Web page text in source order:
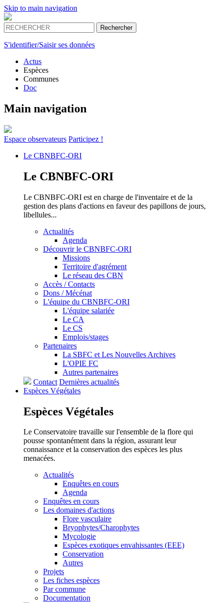
Skip to main navigation
S'identifier/Saisir ses données
Actus
Espèces
Communes
Doc
Main navigation
Espace observateurs Participez !
Le CBNBFC-ORI
Le CBNBFC-ORI
Le CBNBFC-ORI est en charge de l'inventaire et de la
gestion des plans d'actions en faveur des papillons de jours,
libellules...
Actualités
Agenda
Découvrir le CBNBFC-ORI
Missions
Territoire d'agrément
Le réseau des CBN
Accès / Contacts
Dons / Mécénat
L'équipe du CBNBFC-ORI
L'équipe salariée
Le CA
Le CS
Emplois/stages
Partenaires
La SBFC et Les Nouvelles Archives
L'OPIE FC
Autres partenaires
Contact Dernières actualités
Espèces Végétales
Espèces Végétales
Le Conservatoire travaille sur l'ensemble de la flore qui
pousse spontanément dans la région, assurant leur
connaissance et la conservation des espèces les plus
menacées.
Actualités
Enquêtes en cours
Agenda
Enquêtes en cours
Les domaines d'actions
Flore vasculaire
Bryophytes/Charophytes
Mycologie
Espèces exotiques envahissantes (EEE)
Conservation
Autres
Projets
Les fiches espèces
Par commune
Documentation